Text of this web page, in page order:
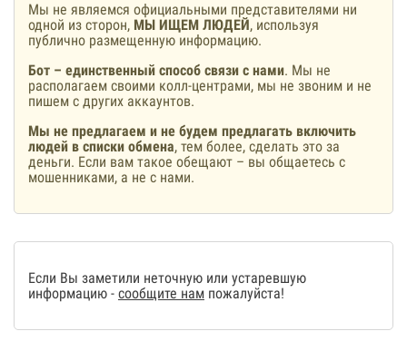
Мы не являемся официальными представителями ни
одной из сторон, МЫ ИЩЕМ ЛЮДЕЙ, используя
публично размещенную информацию.
Бот – единственный способ связи с нами. Мы не
располагаем своими колл-центрами, мы не звоним и не
пишем с других аккаунтов.
Мы не предлагаем и не будем предлагать включить
людей в списки обмена, тем более, сделать это за
деньги. Если вам такое обещают – вы общаетесь с
мошенниками, а не с нами.
Если Вы заметили неточную или устаревшую
информацию - сообщите нам пожалуйста!